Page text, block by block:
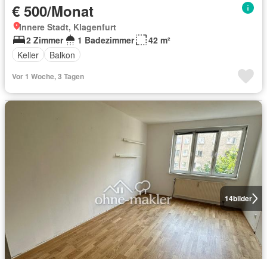
€ 500/Monat
Innere Stadt, Klagenfurt
2 Zimmer
1 Badezimmer
42 m²
Keller
Balkon
Vor 1 Woche, 3 Tagen
14bilder